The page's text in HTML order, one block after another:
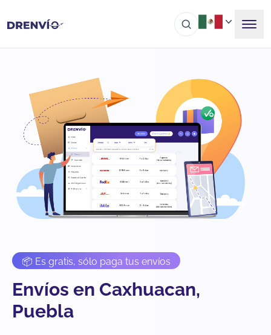
📦 Es gratis, sólo paga tus envíos
Envíos en Caxhuacan,
Puebla